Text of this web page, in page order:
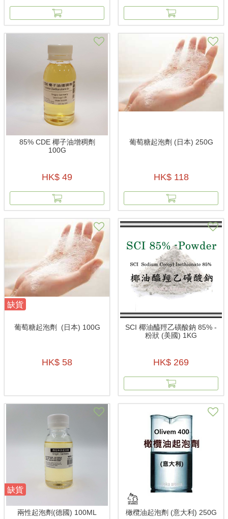
85% CDE 椰子油增稠劑
100G
HK$ 49
葡萄糖起泡劑 (日本) 250G
HK$ 118
缺貨
葡萄糖起泡劑 (日本) 100G
HK$ 58
SCI 椰油醯羥乙磺酸鈉 85% -
粉狀 (美國) 1KG
HK$ 269
缺貨
兩性起泡劑(德國) 100ML 橄欖油起泡劑 (意大利) 250G